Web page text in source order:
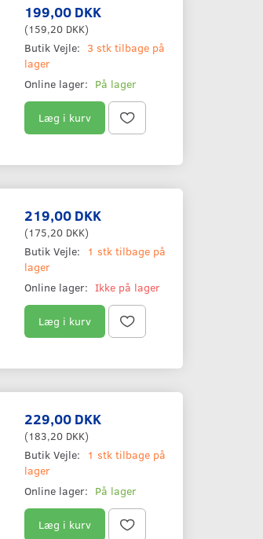
199,00 DKK
(159,20 DKK)
Butik Vejle: 3 stk tilbage på
lager
Online lager: På lager
Læg i kurv
219,00 DKK
(175,20 DKK)
Butik Vejle:
1 stk tilbage på
lager
Online lager: Ikke på lager
Læg i kurv
229,00 DKK
(183,20 DKK)
Butik Vejle:
1 stk tilbage på
lager
Online lager: På lager
Læg i kurv